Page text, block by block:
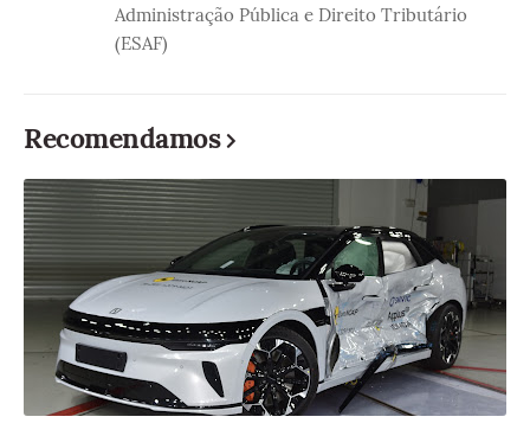
Administração Pública e Direito Tributário
(ESAF)
Recomendamos